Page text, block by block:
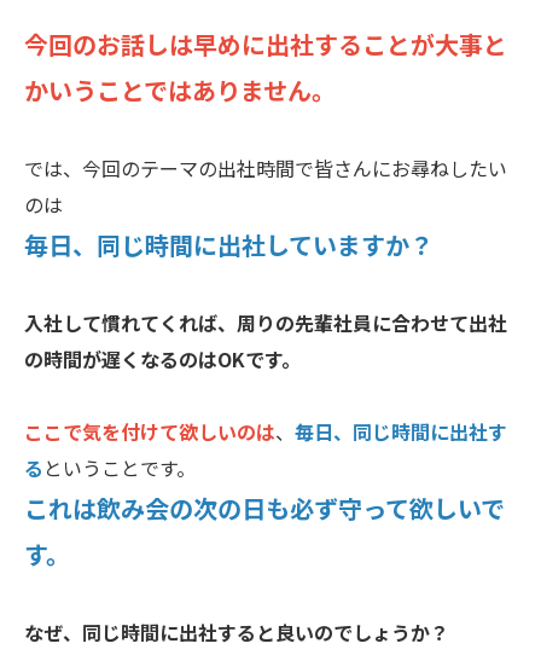
今回のお話しは早めに出社することが大事と
かいうことではありません。
では、今回のテーマの出社時間で皆さんにお尋ねしたい
のは
毎日、同じ時間に出社していますか？
入社して慣れてくれば、周りの先輩社員に合わせて出社
の時間が遅くなるのはOKです。
ここで気を付けて欲しいのは、 毎日、同じ時間に出社す
る ということです。
これは飲み会の次の日も必ず守って欲しいで
す。
なぜ、同じ時間に出社すると良いのでしょうか？